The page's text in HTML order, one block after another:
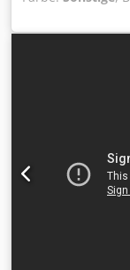
4.898 kg
Bobcat
Anmerkungen =
Tier IV final
Typ: CE